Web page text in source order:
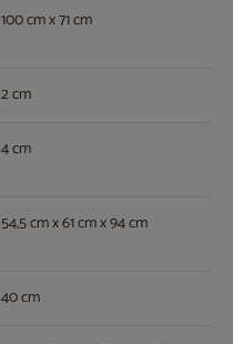
100 cm x 71 cm
2 cm
4 cm
54,5 cm x 61 cm x 94 cm
40 cm